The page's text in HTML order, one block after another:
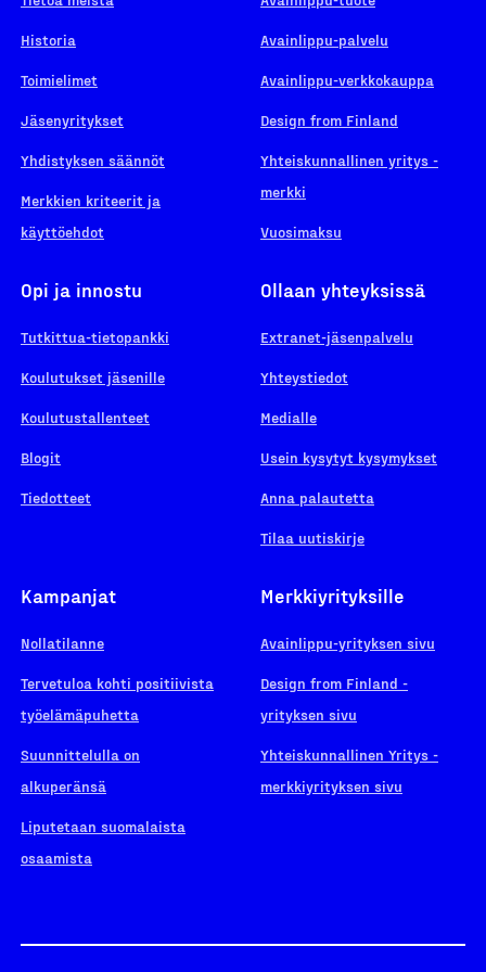
Historia
Toimielimet
Jäsenyritykset
Yhdistyksen säännöt
Merkkien kriteerit ja
käyttöehdot
Avainlippu-palvelu
Avainlippu-verkkokauppa
Design from Finland
Yhteiskunnallinen yritys -
merkki
Vuosimaksu
Opi ja innostu
Tutkittua-tietopankki
Koulutukset jäsenille
Koulutustallenteet
Blogit
Tiedotteet
Ollaan yhteyksissä
Extranet-jäsenpalvelu
Yhteystiedot
Medialle
Usein kysytyt kysymykset
Anna palautetta
Tilaa uutiskirje
Kampanjat
Nollatilanne
Tervetuloa kohti positiivista
työelämäpuhetta
Suunnittelulla on
alkuperänsä
Liputetaan suomalaista
osaamista
Merkkiyrityksille
Avainlippu-yrityksen sivu
Design from Finland -
yrityksen sivu
Yhteiskunnallinen Yritys -
merkkiyrityksen sivu